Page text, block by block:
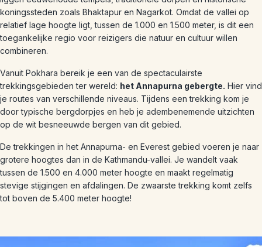
koningssteden zoals Bhaktapur en Nagarkot. Omdat de vallei op
relatief lage hoogte ligt, tussen de 1.000 en 1.500 meter, is dit een
toegankelijke regio voor reizigers die natuur en cultuur willen
combineren.
Vanuit Pokhara bereik je een van de spectaculairste
trekkingsgebieden ter wereld: het Annapurna gebergte. Hier vind
je routes van verschillende niveaus. Tijdens een trekking kom je
door typische bergdorpjes en heb je adembenemende uitzichten
op de wit besneeuwde bergen van dit gebied.
De trekkingen in het Annapurna- en Everest gebied voeren je naar
grotere hoogtes dan in de Kathmandu-vallei. Je wandelt vaak
tussen de 1.500 en 4.000 meter hoogte en maakt regelmatig
stevige stijgingen en afdalingen. De zwaarste trekking komt zelfs
tot boven de 5.400 meter hoogte!